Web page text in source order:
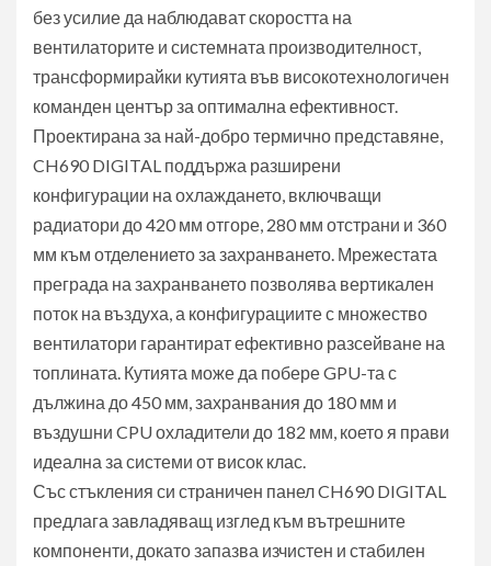
без усилие да наблюдават скоростта на
вентилаторите и системната производителност,
трансформирайки кутията във високотехнологичен
команден център за оптимална ефективност.
Проектирана за най-добро термично представяне,
CH690 DIGITAL поддържа разширени
конфигурации на охлаждането, включващи
радиатори до 420 мм отгоре, 280 мм отстрани и 360
мм към отделението за захранването. Мрежестата
преграда на захранването позволява вертикален
поток на въздуха, а конфигурациите с множество
вентилатори гарантират ефективно разсейване на
топлината. Кутията може да побере GPU-та с
дължина до 450 мм, захранвания до 180 мм и
въздушни CPU охладители до 182 мм, което я прави
идеална за системи от висок клас.
Със стъкления си страничен панел CH690 DIGITAL
предлага завладяващ изглед към вътрешните
компоненти, докато запазва изчистен и стабилен